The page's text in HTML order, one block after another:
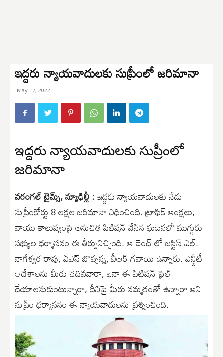
ఇద్దరు న్యాయవాదులకు సుప్రీంలో జరిమానా
May 17, 2022
ఇద్దరు న్యాయవాదులకు సుప్రీంలో
జరిమానా
వరంగల్ టైమ్స్, న్యూఢిల్లీ :ఇద్దరు న్యాయవాదులకు నేడు
సుప్రీంకోర్టు 8 లక్షల జరిమానా విధించింది. ట్రాఫిక్ ఆంక్షలు,
వాయు కాలుష్యంపై అనుచిత పిటిషన్ వేసిన ఘటనలో ముగ్గురు
సభ్యుల ధర్మాసనం ఈ తీర్పునిచ్చింది. ఆ బెంచ్ లో జస్టిస్ ఎల్.
నాగేశ్వర రావు, ఏఎస్ బొప్పన్న, బీఆర్ గవాయి ఉన్నారు. ఎన్జీటీ
ఆదేశాలను మీరు చదివవారా, ఐనా ఈ పిటిషన్ ఫైల్
చేయాలనుకుంటున్నారా, దీనిపై మీరు నమ్మకంతో ఉన్నారా అని
సుప్రీం ధర్మాసనం ఈ న్యాయవాదులను ప్రశ్నించింది.